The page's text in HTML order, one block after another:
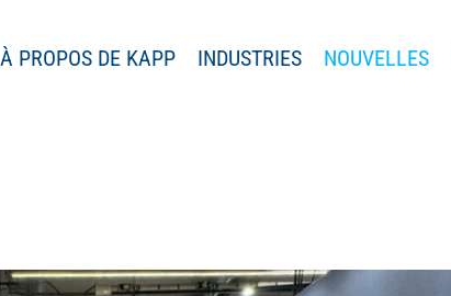
À PROPOS DE KAPP INDUSTRIES NOUVELLES